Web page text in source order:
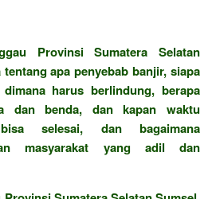
Provinsi Sumatera Selatan
apa penyebab banjir, siapa
harus berlindung, berapa
dan benda, dan kapan waktu
selesai, dan bagaimana
masyarakat yang adil dan